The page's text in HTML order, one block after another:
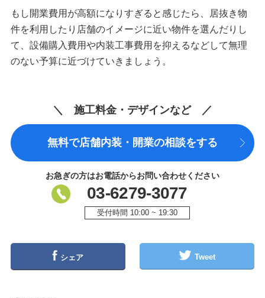
もし開業費用が高額になりすぎると感じたら、居抜き物
件を利用したり店舗のイメージに近い物件を選んだりし
て、設備購入費用や内装工事費用を抑えるなどして無理
のない予算に近づけていきましょう。
＼ 施工料金・デザインなど ／
無料で店舗内装・開業の相談をする
お急ぎの方はお電話からお問い合わせください
03-6279-3077
受付時間 10:00 ~ 19:30
シェア Tweet